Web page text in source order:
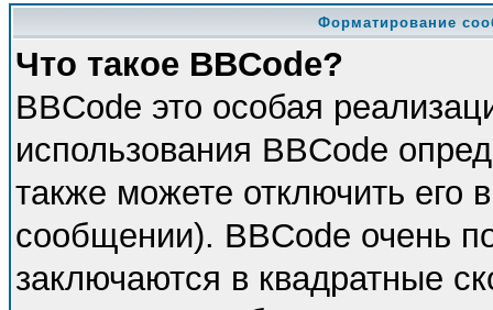
Форматирование
Что такое BBCode?
BBCode это особая
использования BBCode
также можете отключить
сообщении). BBCode очень
заключаются в квадратные